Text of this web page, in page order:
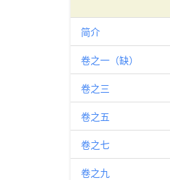
简介
卷之一（缺）
卷之三
卷之五
卷之七
卷之九